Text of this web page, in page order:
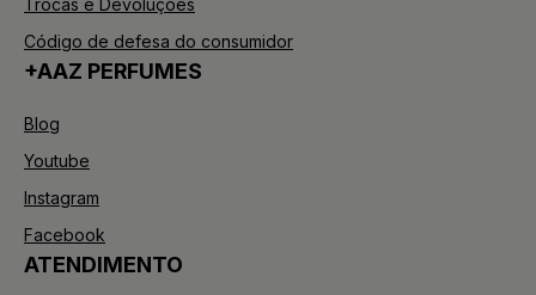
Trocas e Devoluções
Código de defesa do consumidor
+AAZ PERFUMES
Blog
Youtube
Instagram
Facebook
ATENDIMENTO